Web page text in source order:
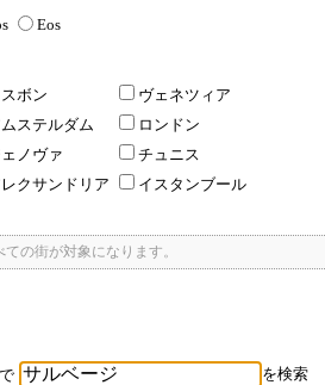
Eos
スボン
ヴェネツィア
ステルダム
ロンドン
ノヴァ
チュニス
クサンドリア
イスタンブール
の街が対象になります。
で
を検索